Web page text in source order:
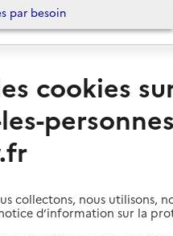
par besoin
(47)
Casseneuil
cookies
collectons, nous utilisons,
d’information sur la